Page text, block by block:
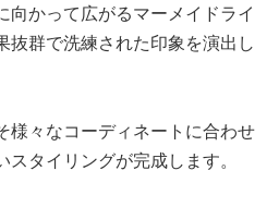
向かって広がるマーメイドライ
抜群で洗練された印象を演出し
様々なコーディネートに合わせ
タイリングが完成します。